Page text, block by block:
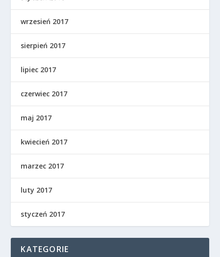
wrzesień 2017
sierpień 2017
lipiec 2017
czerwiec 2017
maj 2017
kwiecień 2017
marzec 2017
luty 2017
styczeń 2017
KATEGORIE